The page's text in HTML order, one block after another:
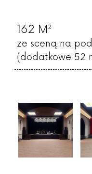
162 M²
ze sceną na
(dodatkowe 52